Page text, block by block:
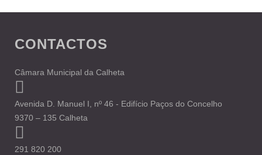
CONTACTOS
Câmara Municipal da Calheta
Avenida D. Manuel I, nº 46 - Edifício Paços do Concelho
9370 – 135 Calheta
291 820 200